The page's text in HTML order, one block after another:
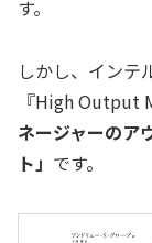
す。
しかし、インテ
『High Output
ネージャーのア
ト」 です。